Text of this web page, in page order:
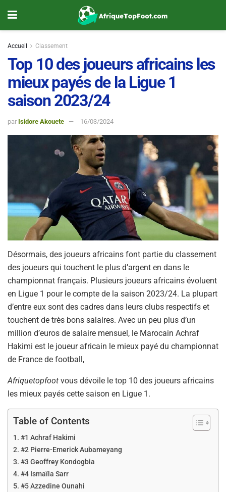
Accueil Classement
Top 10 des joueurs africains les
mieux payés de la Ligue 1
saison 2023/24
par Isidore Akouete 16/03/2024
Désormais, des joueurs africains font partie du classement
des joueurs qui touchent le plus d’argent en dans le
championnat français. Plusieurs joueurs africains évoluent
en Ligue 1 pour le compte de la saison 2023/24. La plupart
d’entre eux sont des cadres dans leurs clubs respectifs et
touchent de très bons salaires. Avec un peu plus d’un
million d’euros de salaire mensuel, le Marocain Achraf
Hakimi est le joueur africain le mieux payé du championnat
de France de football,
Afriquetopfoot vous dévoile le top 10 des joueurs africains
les mieux payés cette saison en Ligue 1.
Table of Contents
#1 Achraf Hakimi
#2 Pierre-Emerick Aubameyang
#3 Geoffrey Kondogbia
#4 Ismaïla Sarr
#5 Azzedine Ounahi